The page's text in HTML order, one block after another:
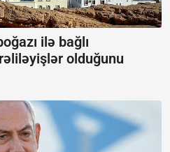
ilə bağlı
olduğunu